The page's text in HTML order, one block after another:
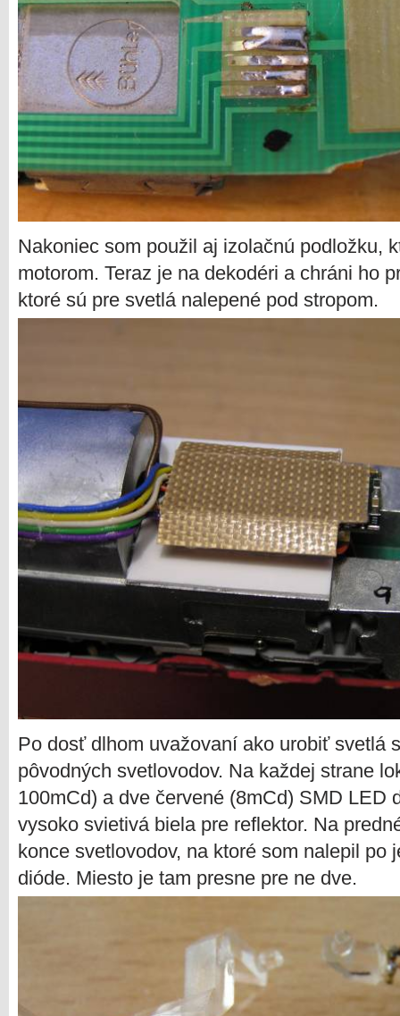
Nakoniec som použil aj izolačnú podložku,
motorom. Teraz je na dekodéri a chráni ho
ktoré sú pre svetlá nalepené pod stropom.
Po dosť dlhom uvažovaní ako urobiť svetlá
pôvodných svetlovodov. Na každej strane
100mCd) a dve červené (8mCd) SMD LED
vysoko svietivá biela pre reflektor. Na
konce svetlovodov, na ktoré som nalepil po
dióde. Miesto je tam presne pre ne dve.